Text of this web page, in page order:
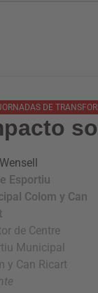
DE
Esportiu
Colom y Can
de Centre
Municipal
y Can Ricart